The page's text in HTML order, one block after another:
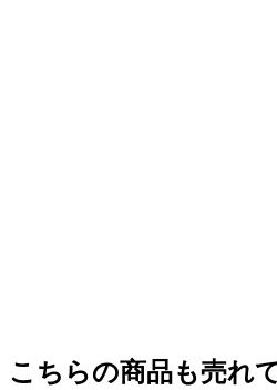
こちらの商品も売れ